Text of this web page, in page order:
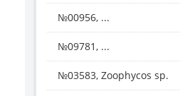
№00956, ...
№09781, ...
№03583, Zoophycos sp.